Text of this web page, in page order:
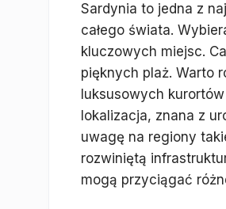
Sardynia to jedna z
całego świata.
kluczowych miejsc.
pięknych plaż. Warto
luksusowych
lokalizacja, znana z
uwagę na regiony
rozwiniętą
mogą przyciągać